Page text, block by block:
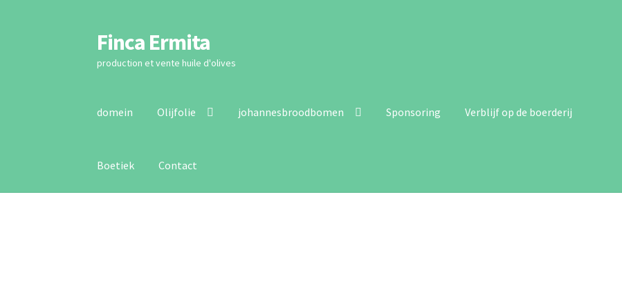
Ga
naar
navigatie
Doorgaan
naar
artikel
Finca Ermita
production et vente huile d'olives
domein Olijfolie johannesbroodbomen Sponsoring Verblijf op de boerderij
Boetiek Contact